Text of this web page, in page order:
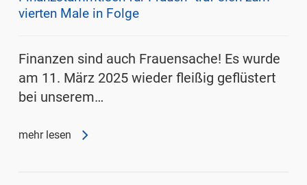
vierten Male in Folge
Finanzen sind auch Frauensache! Es wurde
am 11. März 2025 wieder fleißig geflüstert
bei unserem…
mehr lesen